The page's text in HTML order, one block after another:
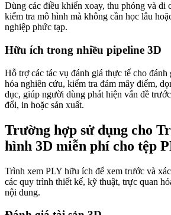
Dùng các điều khiển xoay, thu phóng và di
kiểm tra mô hình mà không cần học lâu
nghiệp phức tạp.
Hữu ích trong nhiều pipeline 3D
Hỗ trợ các tác vụ đánh giá thực tế cho đánh
hóa nghiên cứu, kiểm tra đám mây điểm,
dục, giúp người dùng phát hiện vấn đề
đổi, in hoặc sản xuất.
Trường hợp sử dụng cho
hình 3D miễn phí cho tệp
Trình xem PLY hữu ích để xem trước và
các quy trình thiết kế, kỹ thuật, trực quan
nội dung.